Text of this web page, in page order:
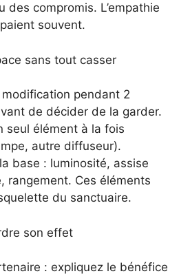
des compromis. L’empathie
souvent.
sans tout casser
pendant 2
de décider de la garder.
seul élément à la fois
autre diffuseur).
base : luminosité, assise
rangement. Ces éléments
du sanctuaire.
son effet
: expliquez le bénéfice